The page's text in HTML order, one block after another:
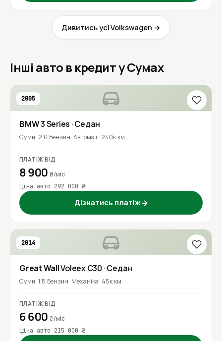
Дивитись усі Volkswagen →
Інші авто в кредит у Сумах
2005
BMW3 Series · Седан
Суми 2.0 Бензин Автомат 240к км
ПЛАТІЖ ВІД
8 900₴/міс
Ціна авто 292 000 ₴
Дізнатись платіж→
2014
Great WallVoleex C30 · Седан
Суми 1.5 Бензин Механіка 45к км
ПЛАТІЖ ВІД
6 600₴/міс
Ціна авто 215 000 ₴